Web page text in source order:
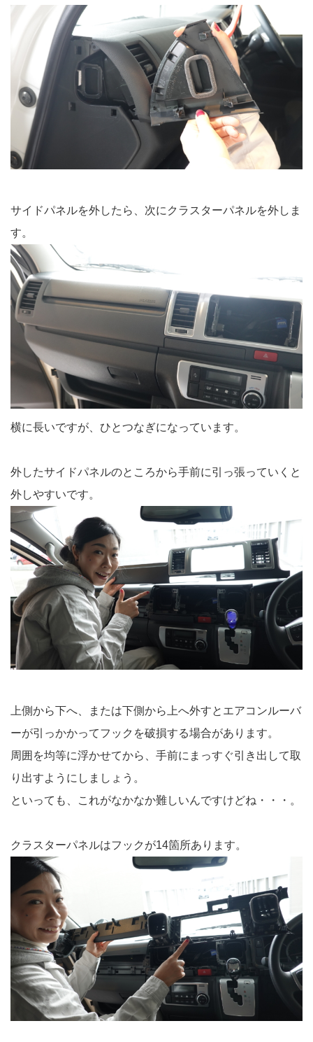
サイドパネルを外したら、次にクラスターパネルを外しま
す。
横に長いですが、ひとつなぎになっています。
外したサイドパネルのところから手前に引っ張っていくと
外しやすいです。
上側から下へ、または下側から上へ外すとエアコンルーバ
ーが引っかかってフックを破損する場合があります。
周囲を均等に浮かせてから、手前にまっすぐ引き出して取
り出すようにしましょう。
といっても、これがなかなか難しいんですけどね・・・。
クラスターパネルはフックが14箇所あります。